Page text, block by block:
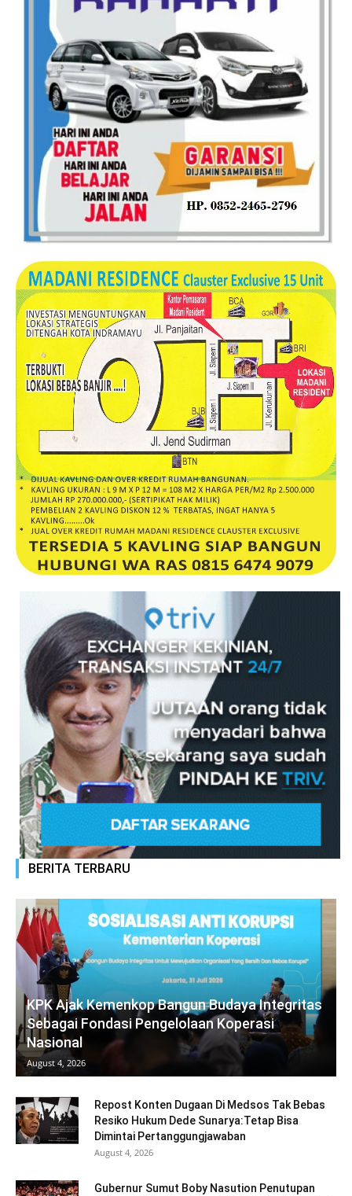
BERITA TERBARU
KPK Ajak Kemenkop Bangun Budaya Integritas
Sebagai Fondasi Pengelolaan Koperasi
Nasional
August 4, 2026
Repost Konten Dugaan Di Medsos Tak Bebas
Resiko Hukum Dede Sunarya:Tetap Bisa
Dimintai Pertanggungjawaban
August 4, 2026
Gubernur Sumut Boby Nasution Penutupan